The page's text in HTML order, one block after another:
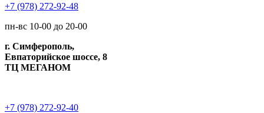
+7 (978) 272-92-48
пн-вс 10-00 до 20-00
г. Симферополь,
Евпаторийское шоссе, 8
ТЦ МЕГАНОМ
+7 (978) 272-92-40